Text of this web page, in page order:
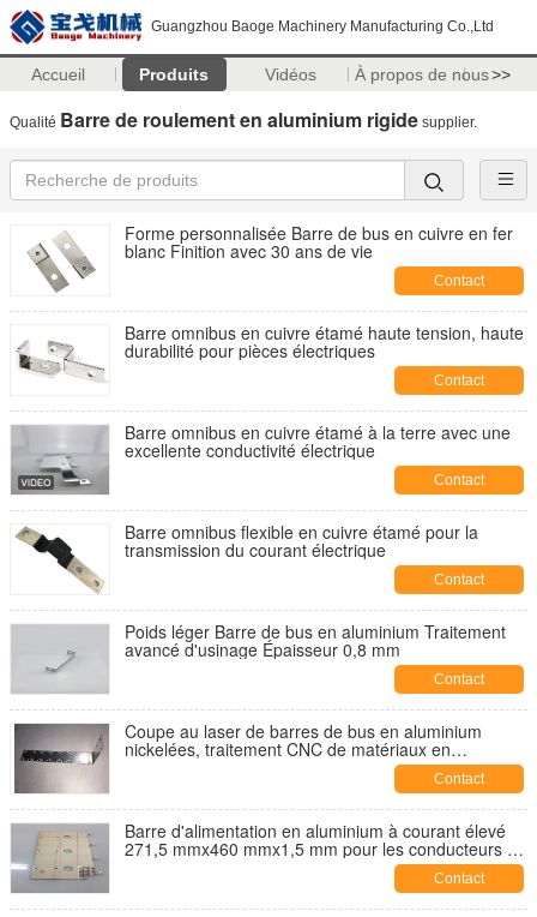
Guangzhou Baoge Machinery Manufacturing Co.,Ltd
Accueil Produits Vidéos À propos de nous>>
Qualité Barre de roulement en aluminium rigide supplier.
Forme personnalisée Barre de bus en cuivre en fer
blanc Finition avec 30 ans de vie
Contact
Barre omnibus en cuivre étamé haute tension, haute
durabilité pour pièces électriques
Contact
Barre omnibus en cuivre étamé à la terre avec une
excellente conductivité électrique
Contact
Barre omnibus flexible en cuivre étamé pour la
transmission du courant électrique
Contact
Poids léger Barre de bus en aluminium Traitement
avancé d'usinage Épaisseur 0,8 mm
Contact
Coupe au laser de barres de bus en aluminium
nickelées, traitement CNC de matériaux en
aluminium avec traitement de surface poliContact
Barre d'alimentation en aluminium à courant élevé
271,5 mmx460 mmx1,5 mm pour les conducteurs de
Contact